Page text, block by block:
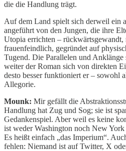
die die Handlung trägt.
Auf dem Land spielt sich derweil ein
angeführt von den Jungen, die ihre
Utopia errichten – rückwärtsgewandt,
frauenfeindlich, gegründet auf
Tugend. Die Parallelen und
weiter der Roman sich von direkten
desto besser funktioniert er – sowohl
Allegorie.
Mounk: Mir gefällt die
Handlung hat Zug und Sog; sie ist
Gedankenspiel. Aber weil es keine
ist weder Washington noch New
Es heißt einfach „das Imperium“.
fehlen: Niemand ist auf Twitter, X